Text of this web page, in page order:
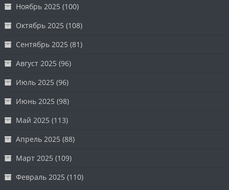
Ноябрь 2025 (100)
Октябрь 2025 (108)
Сентябрь 2025 (81)
Август 2025 (96)
Июль 2025 (96)
Июнь 2025 (98)
Май 2025 (113)
Апрель 2025 (88)
Март 2025 (109)
Февраль 2025 (110)